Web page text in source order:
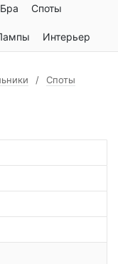
Бра Споты
Интерьер
Споты